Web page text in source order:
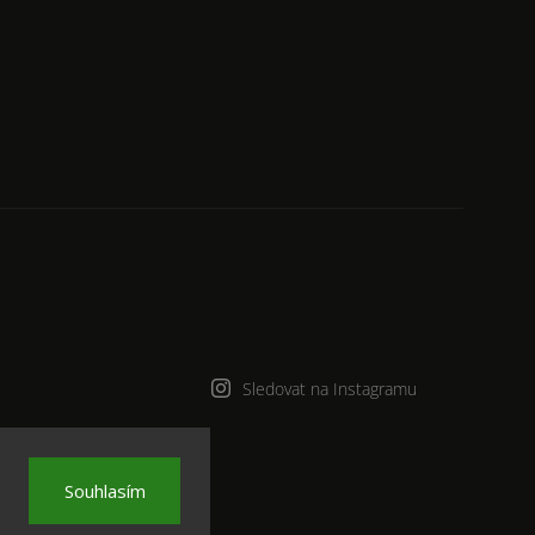
Souhlasím
Sledovat na Instagramu